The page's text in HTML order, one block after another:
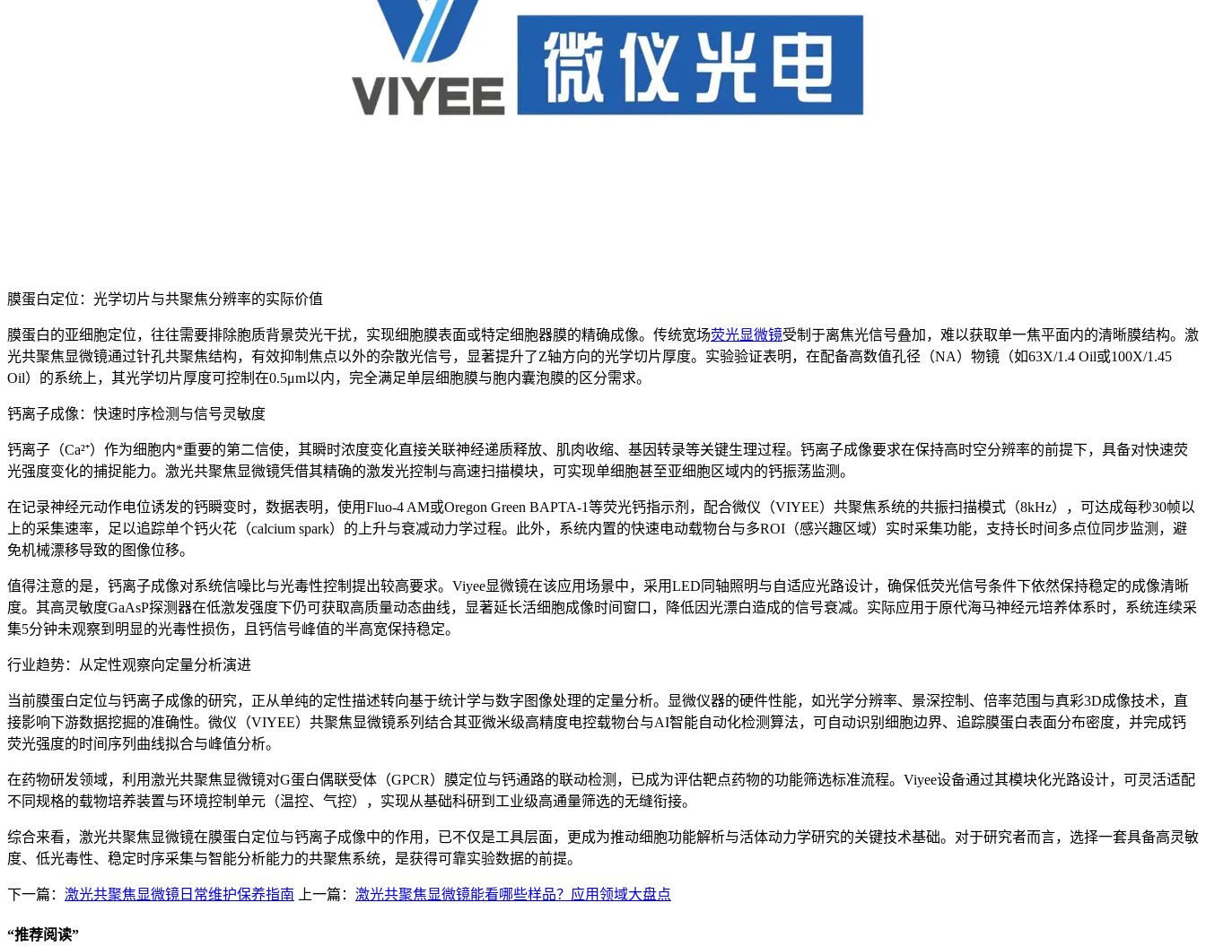
膜蛋白定位：光学切片与共聚焦分辨率的实际价值
膜蛋白的亚细胞定位，往往需要排除胞质背景荧光干扰，实现细胞膜表面或特定细胞器膜的精确成像。传统宽场荧光显微镜受制于离焦光信号叠加，难以获取单一焦平面内的清晰膜结构。激
光共聚焦显微镜通过针孔共聚焦结构，有效抑制焦点以外的杂散光信号，显著提升了Z轴方向的光学切片厚度。实验验证表明，在配备高数值孔径（NA）物镜（如63X/1.4 Oil或100X/1.45
Oil）的系统上，其光学切片厚度可控制在0.5μm以内，完全满足单层细胞膜与胞内囊泡膜的区分需求。
钙离子成像：快速时序检测与信号灵敏度
钙离子（Ca²⁺）作为细胞内*重要的第二信使，其瞬时浓度变化直接关联神经递质释放、肌肉收缩、基因转录等关键生理过程。钙离子成像要求在保持高时空分辨率的前提下，具备对快速荧
光强度变化的捕捉能力。激光共聚焦显微镜凭借其精确的激发光控制与高速扫描模块，可实现单细胞甚至亚细胞区域内的钙振荡监测。
在记录神经元动作电位诱发的钙瞬变时，数据表明，使用Fluo-4 AM或Oregon Green BAPTA-1等荧光钙指示剂，配合微仪（VIYEE）共聚焦系统的共振扫描模式（8kHz），可达成每秒30帧以
上的采集速率，足以追踪单个钙火花（calcium spark）的上升与衰减动力学过程。此外，系统内置的快速电动载物台与多ROI（感兴趣区域）实时采集功能，支持长时间多点位同步监测，避
免机械漂移导致的图像位移。
值得注意的是，钙离子成像对系统信噪比与光毒性控制提出较高要求。Viyee显微镜在该应用场景中，采用LED同轴照明与自适应光路设计，确保低荧光信号条件下依然保持稳定的成像清晰
度。其高灵敏度GaAsP探测器在低激发强度下仍可获取高质量动态曲线，显著延长活细胞成像时间窗口，降低因光漂白造成的信号衰减。实际应用于原代海马神经元培养体系时，系统连续采
集5分钟未观察到明显的光毒性损伤，且钙信号峰值的半高宽保持稳定。
行业趋势：从定性观察向定量分析演进
当前膜蛋白定位与钙离子成像的研究，正从单纯的定性描述转向基于统计学与数字图像处理的定量分析。显微仪器的硬件性能，如光学分辨率、景深控制、倍率范围与真彩3D成像技术，直
接影响下游数据挖掘的准确性。微仪（VIYEE）共聚焦显微镜系列结合其亚微米级高精度电控载物台与AI智能自动化检测算法，可自动识别细胞边界、追踪膜蛋白表面分布密度，并完成钙
荧光强度的时间序列曲线拟合与峰值分析。
在药物研发领域，利用激光共聚焦显微镜对G蛋白偶联受体（GPCR）膜定位与钙通路的联动检测，已成为评估靶点药物的功能筛选标准流程。Viyee设备通过其模块化光路设计，可灵活适配
不同规格的载物培养装置与环境控制单元（温控、气控），实现从基础科研到工业级高通量筛选的无缝衔接。
综合来看，激光共聚焦显微镜在膜蛋白定位与钙离子成像中的作用，已不仅是工具层面，更成为推动细胞功能解析与活体动力学研究的关键技术基础。对于研究者而言，选择一套具备高灵敏
度、低光毒性、稳定时序采集与智能分析能力的共聚焦系统，是获得可靠实验数据的前提。
下一篇： 激光共聚焦显微镜日常维护保养指南 上一篇： 激光共聚焦显微镜能看哪些样品？应用领域大盘点
“推荐阅读”